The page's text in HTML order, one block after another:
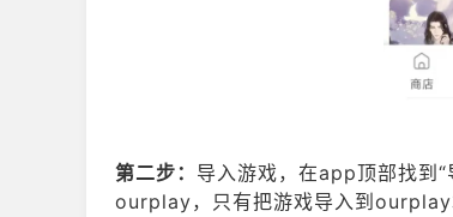
第二步： 导入游戏，在app顶部找到
ourplay，只有把游戏导入到ourplay